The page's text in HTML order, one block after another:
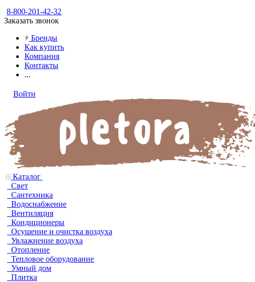
8-800-201-42-32
Заказать звонок
Бренды
Как купить
Компания
Контакты
...
Войти
Каталог
Свет
Сантехника
Водоснабжение
Вентиляция
Кондиционеры
Осушение и очистка воздуха
Увлажнение воздуха
Отопление
Тепловое оборудование
Умный дом
Плитка